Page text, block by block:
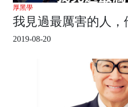
厚黑學
我見過最厲害的人，
2019-08-20